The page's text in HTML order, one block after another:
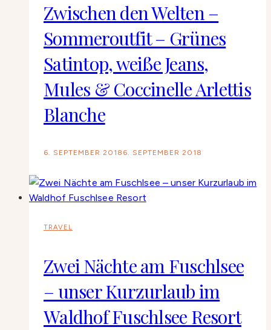
Zwischen den Welten –
Sommeroutfit – Grünes
Satintop, weiße Jeans,
Mules & Coccinelle Arlettis
Blanche
6. SEPTEMBER 2018 6. SEPTEMBER 2018
TRAVEL
Zwei Nächte am Fuschlsee
– unser Kurzurlaub im
Waldhof Fuschlsee Resort